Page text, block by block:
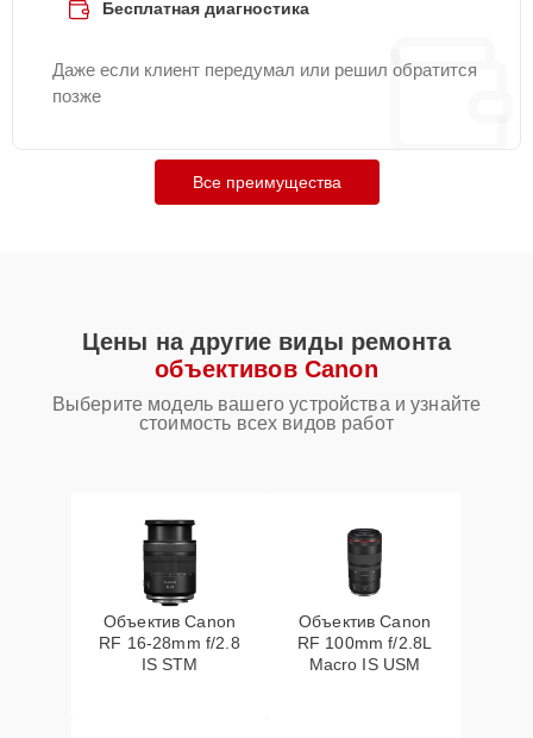
Бесплатная диагностика
Даже если клиент передумал или решил обратится
позже
Все преимущества
Цены на другие виды ремонта
объективов Canon
Выберите модель вашего устройства и узнайте
стоимость всех видов работ
Объектив Canon
RF 16‑28mm f/2.8
IS STM
Объектив Canon
RF 100mm f/2.8L
Macro IS USM